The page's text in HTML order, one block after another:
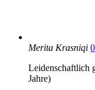
Merita Krasniqi
Leidenschaftlich
Jahre)